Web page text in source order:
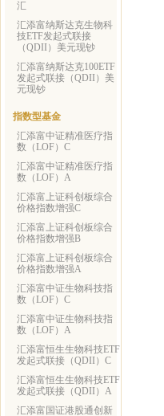
汇
汇添富纳斯达克生物科
技ETF发起式联接
（QDII）美元现钞
汇添富纳斯达克100ETF
发起式联接（QDII）美
元现钞
指数型基金
汇添富中证精准医疗指
数（LOF）C
汇添富中证精准医疗指
数（LOF）A
汇添富上证科创板综合
价格指数增强C
汇添富上证科创板综合
价格指数增强B
汇添富上证科创板综合
价格指数增强A
汇添富中证生物科技指
数（LOF）C
汇添富中证生物科技指
数（LOF）A
汇添富恒生生物科技ETF
发起式联接（QDII）C
汇添富恒生生物科技ETF
发起式联接（QDII）A
汇添富国证港股通创新